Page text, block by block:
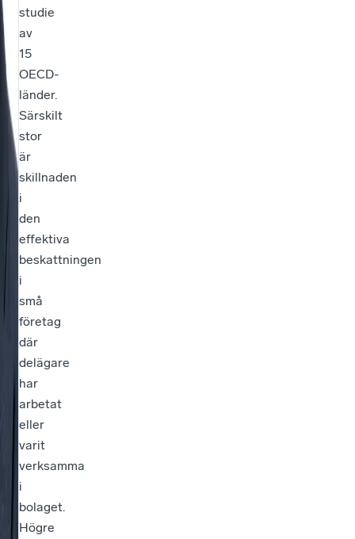
studie
av
15
OECD-
länder.
Särskilt
stor
är
skillnaden
i
den
effektiva
beskattningen
i
små
företag
där
delägare
har
arbetat
eller
varit
verksamma
i
bolaget.
Högre